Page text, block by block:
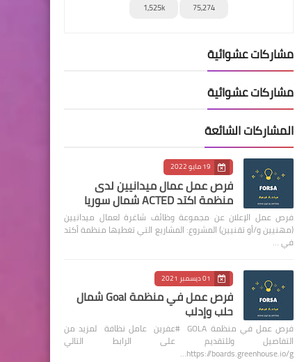
75,274
1,525k
مشاركات عشوائية
مشاركات عشوائية
المشاركات الشائعة
19 مايو 2022
فرص عمل عمال ميدانيين لدى
منظمة اكتد ACTED شمال سوريا
فرص عمل الإعلان عن مجموعة وظائف شاغرة لعمال ميدانيين
(مهنيين و/أو تقنيين) المشروع: المشاريع التي تغطيها منظمة أكتد
في …
01 ديسمبر 2021
فرص عمل في منظمة Goal شمال
حلب وإدلب
فرص عمل في منظمة GOLA #عفرين عامل نظافة لمزيد من
التفاصيل وللتقديم على الرابط التالي
https://boards.greenhouse.io/g…